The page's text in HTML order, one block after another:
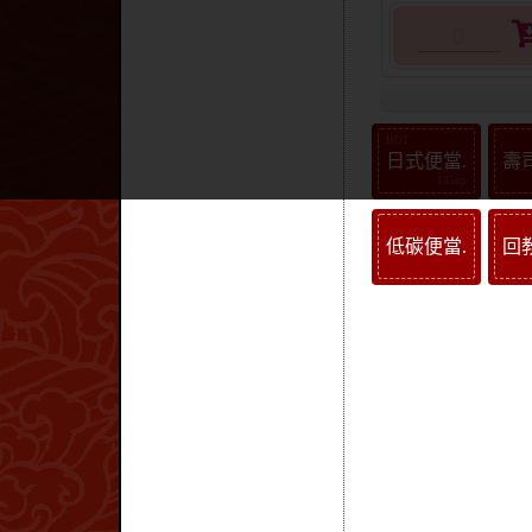
日式便當. 壽
低碳便當. 回